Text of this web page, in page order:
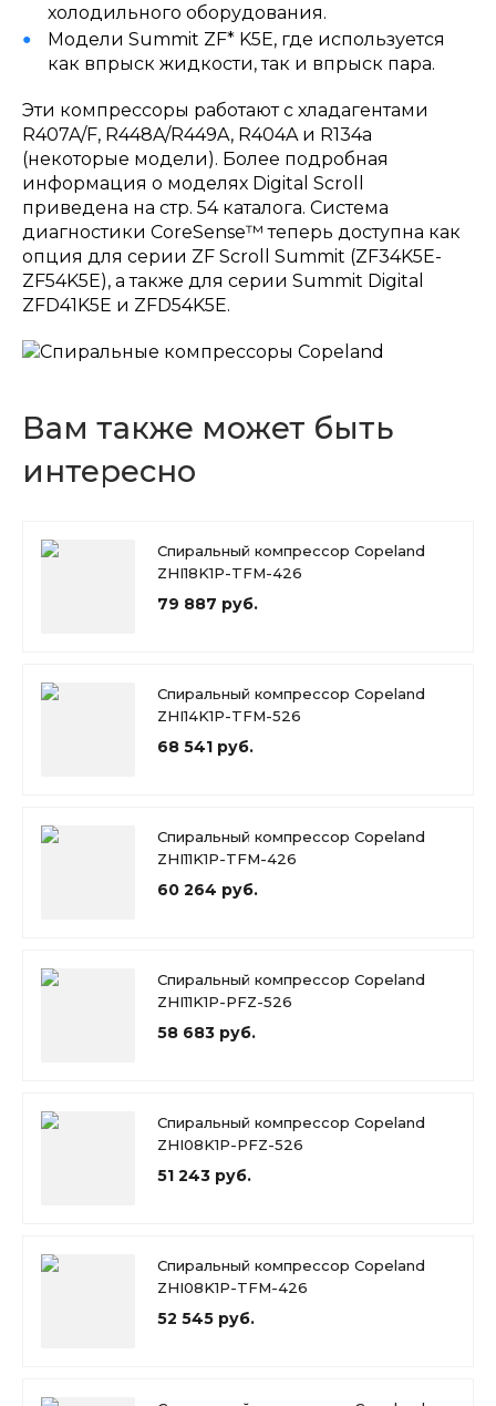
холодильного оборудования.
Модели Summit ZF* K5E, где используется
как впрыск жидкости, так и впрыск пара.
Эти компрессоры работают с хладагентами
R407A/F, R448A/R449A, R404A и R134a
(некоторые модели). Более подробная
информация о моделях Digital Scroll
приведена на стр. 54 каталога. Система
диагностики CoreSense™ теперь доступна как
опция для серии ZF Scroll Summit (ZF34K5E-
ZF54K5E), а также для серии Summit Digital
ZFD41K5E и ZFD54K5E.
Вам также может быть
интересно
Спиральный компрессор Copeland
ZHI18K1P-TFM-426
79 887 руб.
Спиральный компрессор Copeland
ZHI14K1P-TFM-526
68 541 руб.
Спиральный компрессор Copeland
ZHI11K1P-TFM-426
60 264 руб.
Спиральный компрессор Copeland
ZHI11K1P-PFZ-526
58 683 руб.
Спиральный компрессор Copeland
ZHI08K1P-PFZ-526
51 243 руб.
Спиральный компрессор Copeland
ZHI08K1P-TFM-426
52 545 руб.